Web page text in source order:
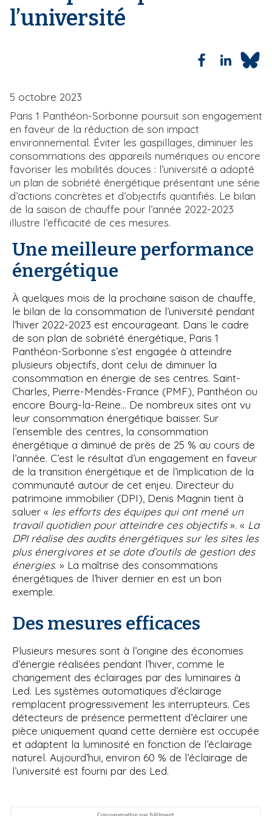
e
l’université
5 octobre 2023
Paris 1 Panthéon-Sorbonne poursuit son engagement
en faveur de la réduction de son impact
environnemental. Éviter les gaspillages, diminuer les
consommations des appareils numériques ou encore
favoriser les mobilités douces : l’université a adopté
un plan de sobriété énergétique présentant une série
d’actions concrètes et d’objectifs quantifiés. Le bilan
de la saison de chauffe pour l’année 2022-2023
illustre l’efficacité de ces mesures.
Une meilleure performance
énergétique
À quelques mois de la prochaine saison de chauffe,
le bilan de la consommation de l’université pendant
l’hiver 2022-2023 est encourageant. Dans le cadre
de son plan de sobriété énergétique, Paris 1
Panthéon-Sorbonne s’est engagée à atteindre
plusieurs objectifs, dont celui de diminuer la
consommation en énergie de ses centres. Saint-
Charles, Pierre-Mendès-France (PMF), Panthéon ou
encore Bourg-la-Reine… De nombreux sites ont vu
leur consommation énergétique baisser. Sur
l’ensemble des centres, la consommation
énergétique a diminué de près de 25 % au cours de
l’année. C’est le résultat d’un engagement en faveur
de la transition énergétique et de l’implication de la
communauté autour de cet enjeu. Directeur du
patrimoine immobilier (DPI), Denis Magnin tient à
saluer « les efforts des équipes qui ont mené un
travail quotidien pour atteindre ces objectifs». « La
DPI réalise des audits énergétiques sur les sites les
plus énergivores et se dote d’outils de gestion des
énergies. » La maîtrise des consommations
énergétiques de l’hiver dernier en est un bon
exemple.
Des mesures efficaces
Plusieurs mesures sont à l’origine des économies
d’énergie réalisées pendant l’hiver, comme le
changement des éclairages par des luminaires à
Led. Les systèmes automatiques d’éclairage
remplacent progressivement les interrupteurs. Ces
détecteurs de présence permettent d’éclairer une
pièce uniquement quand cette dernière est occupée
et adaptent la luminosité en fonction de l’éclairage
naturel. Aujourd’hui, environ 60 % de l’éclairage de
l’université est fourni par des Led.